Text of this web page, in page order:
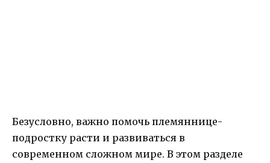
Безусловно, важно помочь племяннице-
подростку расти и развиваться в
современном сложном мире. В этом разделе